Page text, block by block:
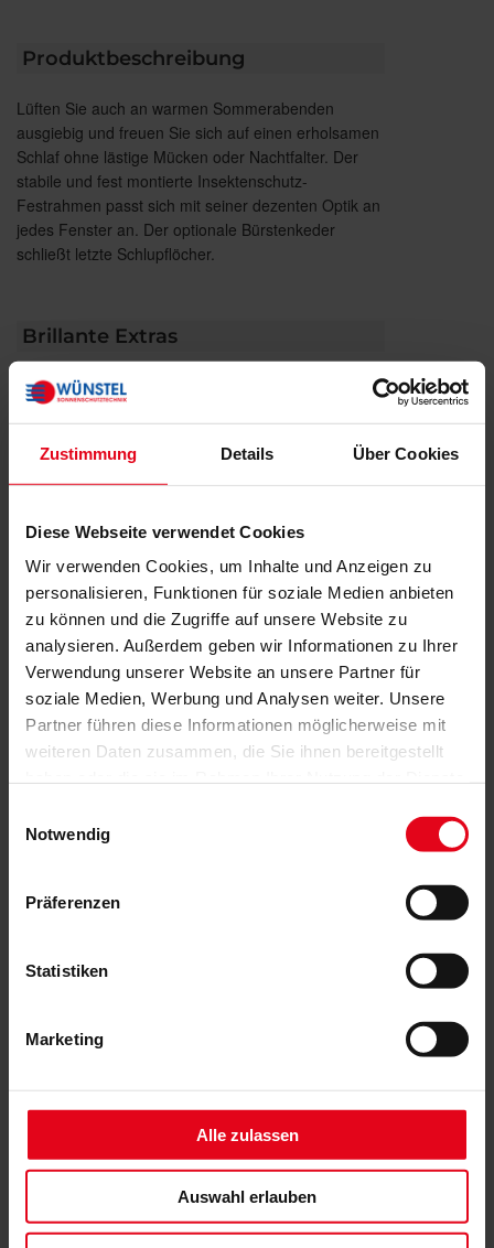
Zustimmung Details Über Cookies
Diese Webseite verwendet Cookies
Wir verwenden Cookies, um Inhalte und Anzeigen zu
personalisieren, Funktionen für soziale Medien anbieten
zu können und die Zugriffe auf unsere Website zu
analysieren. Außerdem geben wir Informationen zu Ihrer
Verwendung unserer Website an unsere Partner für
soziale Medien, Werbung und Analysen weiter. Unsere
Partner führen diese Informationen möglicherweise mit
weiteren Daten zusammen, die Sie ihnen bereitgestellt
Notwendig
Präferenzen
Statistiken
Marketing
Alle zulassen
Auswahl erlauben
Produktbeschreibung
Lüften Sie auch an warmen Sommerabenden
ausgiebig und freuen Sie sich auf einen erholsamen
Schlaf ohne lästige Mücken oder Nachtfalter. Der
stabile und fest montierte Insektenschutz-
Festrahmen passt sich mit seiner dezenten Optik an
jedes Fenster an. Der optionale Bürstenkeder
schließt letzte Schlupflöcher.
Brillante Extras
Das könnte Sie auch interessieren